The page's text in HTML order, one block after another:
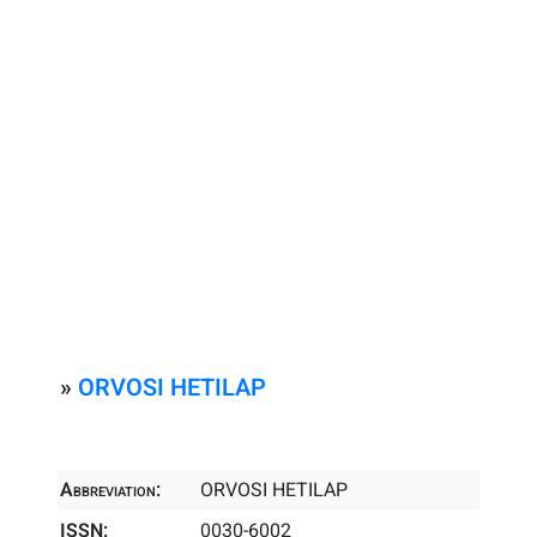
» ORVOSI HETILAP
Abbreviation:
ORVOSI HETILAP
ISSN:
0030-6002